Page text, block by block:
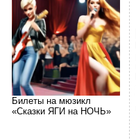
Билеты на мюзикл
«Сказки ЯГИ на НОЧЬ»